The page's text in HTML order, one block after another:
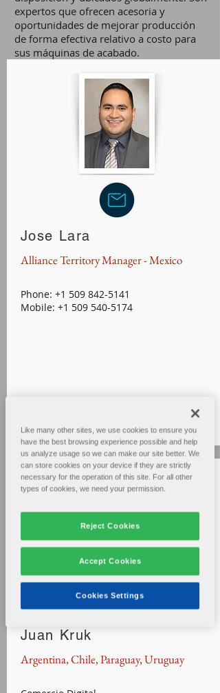
expertos que ofrecen acesoria y
oportunidades de mejorar producción
de forma efectiva relativo a costo para
sus máquinas de acabado.
Jose Lara
Alliance Territory Manager - Mexico
Phone: +1 509 842-5141
Mobile: +1 509 540-5174
Juan Kruk
Argentina, Chile, Paraguay, Uruguay
Like many other sites, we use cookies to ensure you
have the best browsing experience possible and help
us analyze usage so we can make our site better. We
can store cookies on your device if they are strictly
necessary for the operation of this site. For all other
types of cookies, we need your permission.
Reject Cookies
Accept Cookies
Cookies Settings